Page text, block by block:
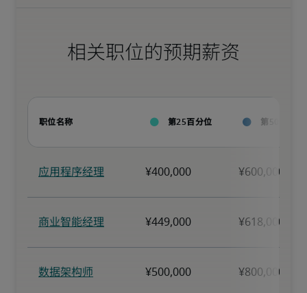
相关职位的预期薪资